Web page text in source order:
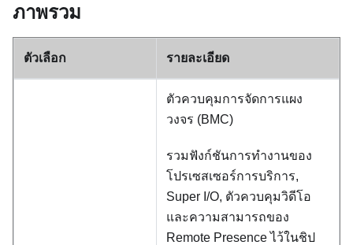
ภาพรวม
ตัวเลือก รายละเอียด
ตัวควบคุมการจัดการแผง
วงจร (BMC)
รวมฟังก์ชันการทำงานของ
โปรเซสเซอร์การบริการ,
Super I/O, ตัวควบคุมวิดีโอ
และความสามารถของ
Remote Presence ไว้ในชิป